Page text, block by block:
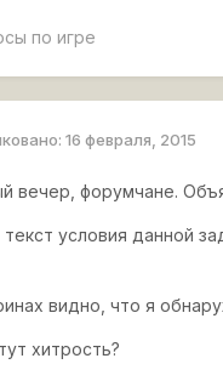
по игре
16 февраля, 2015
вечер, форумчане.
условия данной
видно, что я
тут хитрость?